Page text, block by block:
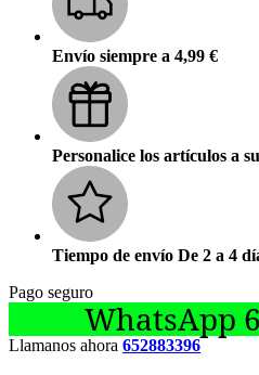
Envío siempre a 4,99 €
Personalice los artículos a
Tiempo de envío De 2 a 4
Pago seguro
WhatsApp
Llamanos ahora 652883396